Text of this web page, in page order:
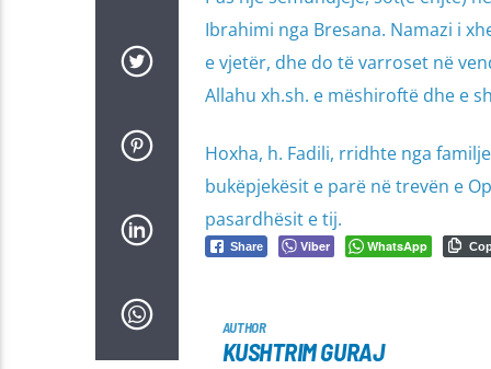
Ibrahimi nga Bresana. Namazi i
e vjetër, dhe do të varroset në
Allahu xh.sh. e mëshiroftë dhe e
Hoxha, h. Fadili, rridhte nga
bukëpjekësit e parë në trevën e
pasardhësit e tij.
Share Viber WhatsApp
AUTHOR
KUSHTRIM GURAJ